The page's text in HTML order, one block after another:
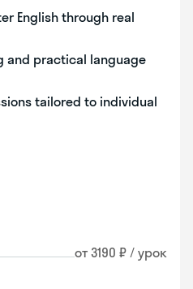
English through real
and practical language
tailored to individual
от 3190 ₽ / урок